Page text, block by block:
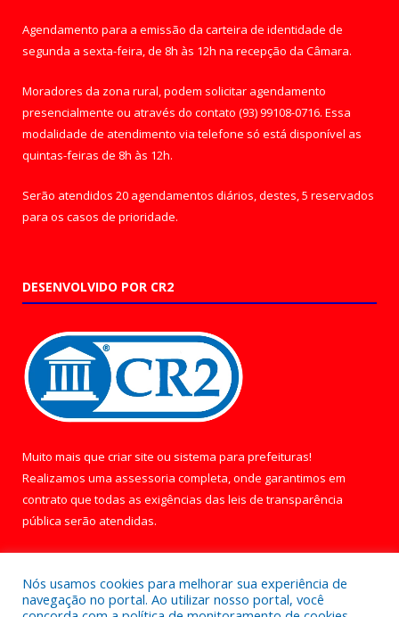
Agendamento para a emissão da carteira de identidade de
segunda a sexta-feira, de 8h às 12h na recepção da Câmara.
Moradores da zona rural, podem solicitar agendamento
presencialmente ou através do contato (93) 99108-0716. Essa
modalidade de atendimento via telefone só está disponível as
quintas-feiras de 8h às 12h.
Serão atendidos 20 agendamentos diários, destes, 5 reservados
para os casos de prioridade.
DESENVOLVIDO POR CR2
Muito mais que criar site ou sistema para prefeituras!
Realizamos uma assessoria completa, onde garantimos em
contrato que todas as exigências das leis de transparência
pública serão atendidas.
Nós usamos cookies para melhorar sua experiência de
navegação no portal. Ao utilizar nosso portal, você